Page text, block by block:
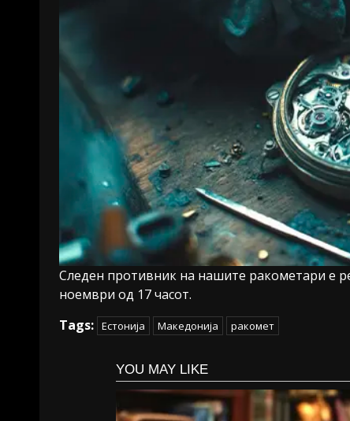
Следен противник на нашите ракометари е
ноември од 17 часот.
Tags: Естонија Македонија ракомет